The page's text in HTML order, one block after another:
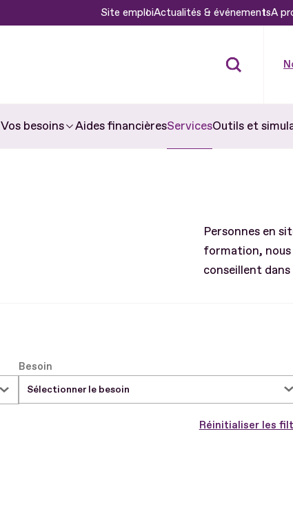
Site emploiActualités & événementsA
Vos besoins Aides financièresServicesOutils et
Personnes en
formation,
conseillent
Besoin
Sélectionner le besoin
Réinitialiser les